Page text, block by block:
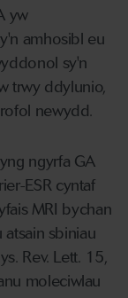
yw
amhosibl eu
sy'n
trwy ddylunio,
newydd.
ngyrfa GA
ESR cyntaf
MRI bychan
sbiniau
Rev. Lett. 15,
moleciwlau